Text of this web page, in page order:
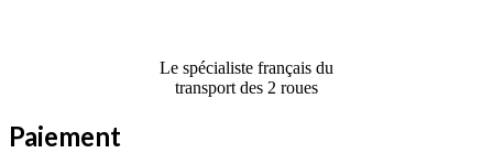
Le spécialiste français du
transport des 2 roues
Paiement